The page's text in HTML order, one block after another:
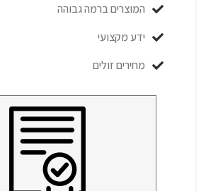
המוצרים ברמה גבוהה
ידע מקצועי
מחירים זולים